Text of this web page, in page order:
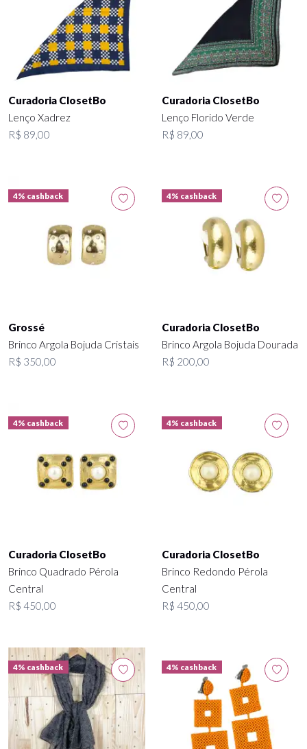
Curadoria ClosetBo
Lenço Xadrez
R$ 89,00
Curadoria ClosetBo
Lenço Florido Verde
R$ 89,00
4% cashback
Grossé
Brinco Argola Bojuda Cristais
R$ 350,00
4% cashback
Curadoria ClosetBo
Brinco Argola Bojuda Dourada
R$ 200,00
4% cashback
Curadoria ClosetBo
Brinco Quadrado Pérola
Central
R$ 450,00
4% cashback
Curadoria ClosetBo
Brinco Redondo Pérola
Central
R$ 450,00
4% cashback 4% cashback